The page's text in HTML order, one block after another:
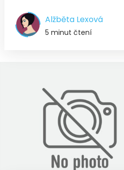
Alžběta Lexová
5 minut čtení